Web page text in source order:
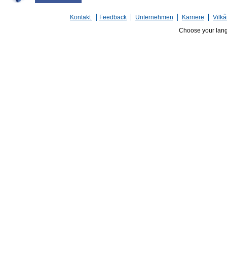
Kontakt Feedback Unternehmen Karriere
Choose your